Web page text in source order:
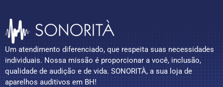
Um atendimento diferenciado, que respeita suas necessidades
individuais. Nossa missão é proporcionar a você, inclusão,
qualidade de audição e de vida. SONORITÀ, a sua loja de
aparelhos auditivos em BH!